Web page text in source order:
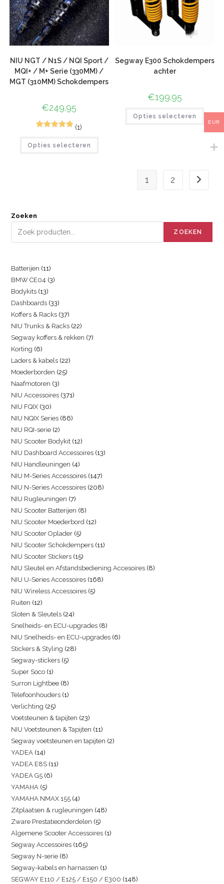
NIU NGT / N1S / NQI Sport /
MQI+ / M+ Serie (330MM) /
MGT (310MM) Schokdempers
€249.95
5.00op 5
(1)
Opties selecteren
Segway E300 Schokdempers
achter
€199.95
Opties selecteren
1 2
Zoeken
ZOEKEN
Batterijen 11
BMW CE04 3
Bodykits 13
Dashboards 33
Koffers & Racks 37
NIU Trunks & Racks 22
Segway koffers & rekken 7
Korting 6
Laders & kabels 22
Moederborden 25
Naafmotoren 3
NIU Accessoires 371
NIU FQIX 30
NIU NQIX Series 86
NIU RQI-serie 2
NIU Scooter Bodykit 12
NIU Dashboard Accessoires 13
NIU Handleuningen 4
NIU M-Series Accessoires 147
NIU N-Series Accessoires 208
NIU Rugleuningen 7
NIU Scooter Batterijen 8
NIU Scooter Moederbord 12
NIU Scooter Oplader 5
NIU Scooter Schokdempers 11
NIU Scooter Stickers 15
NIU Sleutel en Afstandsbediening Accesoires 8
NIU U-Series Accessoires 168
NIU Wireless Accessoires 5
Ruiten 12
Sloten & Sleutels 24
Snelheids- en ECU-upgrades 8
NIU Snelheids- en ECU-upgrades 6
Stickers & Styling 28
Segway-stickers 5
Super Soco 1
Surron Lightbee 8
Telefoonhouders 1
Verlichting 25
Voetsteunen & tapijten 23
NIU Voetsteunen & Tapijten 11
Segway voetsteunen en tapijten 2
YADEA 14
YADEA E8S 11
YADEA G5 6
YAMAHA 5
YAMAHA NMAX 155 4
Zitplaatsen & rugleuningen 48
Zware Prestatieonderdelen 5
Algemene Scooter Accessoires 1
Segway Accessoires 165
Segway N-serie 8
Segway-kabels en harnassen 1
SEGWAY E110 / E125 / E150 / E300 148
EUR